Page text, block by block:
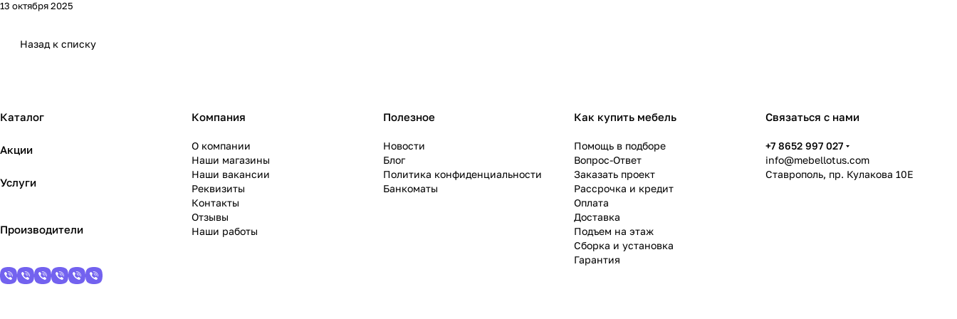
13 октября 2025
Назад к списку
Каталог
Акции
Услуги
Производители
Компания
О компании
Наши магазины
Наши вакансии
Реквизиты
Контакты
Отзывы
Наши работы
Полезное
Новости
Блог
Политика конфиденциальности
Банкоматы
Как купить мебель
Помощь в подборе
Вопрос-Ответ
Заказать проект
Рассрочка и кредит
Оплата
Доставка
Подъем на этаж
Сборка и установка
Гарантия
Связаться с нами
+7 8652 997 027
info@mebellotus.com
Ставрополь, пр. Кулакова 10Е